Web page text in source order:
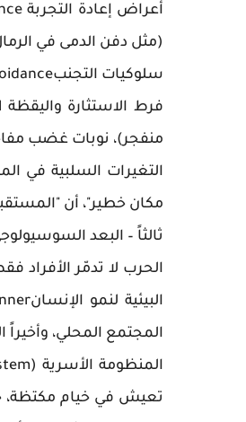
(مثل دفن الدمى في
سلوكيات التجنبAvoidance رفض الذهاب إلى المدرسة أو الحدائق، الصمت الاختياري، اللامبالاة العاطفية.
منفجر)، نوبات غضب
مكان خطير"، أن
ثالثاً – البعد
الحرب لا تدمّر الأفراد
المجتمع المحلي،